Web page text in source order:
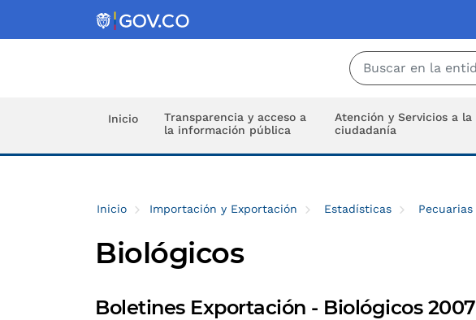
Inicio
Transparencia y acceso a
la información pública
Atención y Servicios a la
ciudadanía
Inicio Importación y Exportación Estadísticas Pecuarias
Biológicos
Boletines Exportación - Biológicos 2007